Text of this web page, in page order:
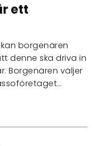
ett
borgenären
denne ska driva in
Borgenären väljer